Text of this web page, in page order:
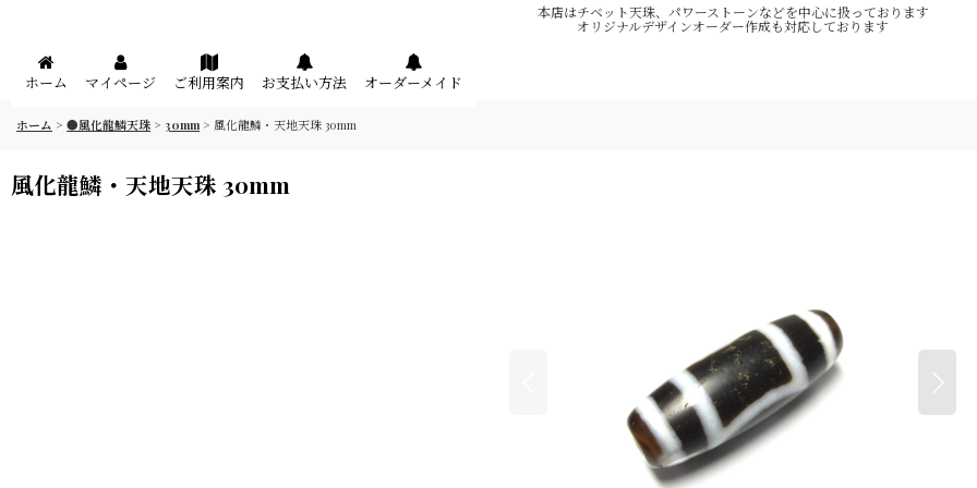
本店はチベット天珠、パワーストーンなどを中心に扱っております
オリジナルデザインオーダー作成も対応しております
メニュー
ホーム マイページ ご利用案内 お支払い方法 オーダーメイド
ホーム > ●風化龍鱗天珠 > 30mm > 風化龍鱗・天地天珠 30mm
風化龍鱗・天地天珠 30mm